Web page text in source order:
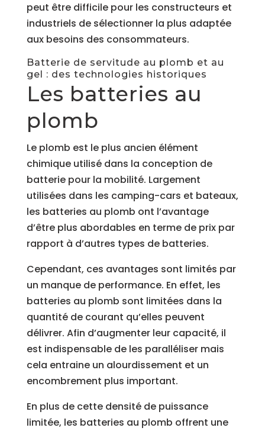
peut être difficile pour les constructeurs et
industriels de sélectionner la plus adaptée
aux besoins des consommateurs.
Batterie de servitude au plomb et au
gel : des technologies historiques
Les batteries au
plomb
Le plomb est le plus ancien élément
chimique utilisé dans la conception de
batterie pour la mobilité. Largement
utilisées dans les camping-cars et bateaux,
les batteries au plomb ont l’avantage
d’être plus abordables en terme de prix par
rapport à d’autres types de batteries.
Cependant, ces avantages sont limités par
un manque de performance. En effet, les
batteries au plomb sont limitées dans la
quantité de courant qu’elles peuvent
délivrer. Afin d’augmenter leur capacité, il
est indispensable de les paralléliser mais
cela entraine un alourdissement et un
encombrement plus important.
En plus de cette densité de puissance
limitée, les batteries au plomb offrent une